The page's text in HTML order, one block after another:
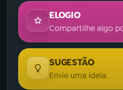
ELOGIO
Compartilhe algo
SUGESTÃO
Envie uma ideia.